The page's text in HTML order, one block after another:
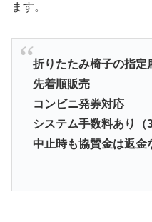
ます。
折りたたみ椅子の指定
先着順販売
コンビニ発券対応
システム手数料あり（
中止時も協賛金は返金